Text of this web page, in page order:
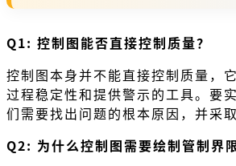
Q1: 控制图能否直接控制质量？
控制图本身并不能直接控制质量，
过程稳定性和提供警示的工具。要
们需要找出问题的根本原因，并采
Q2: 为什么控制图需要绘制管制界限